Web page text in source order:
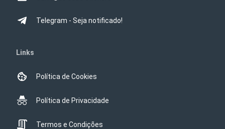
Telegram - Seja notificado!
Links
Política de Cookies
Política de Privacidade
Termos e Condições